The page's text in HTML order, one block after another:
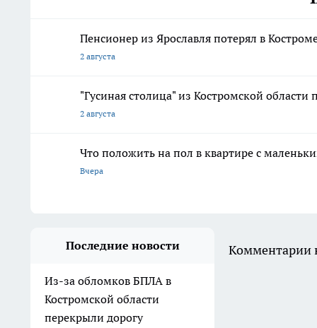
Пенсионер из Ярославля потерял в
2 августа
"Гусиная столица" из Костромской
2 августа
Что положить на пол в квартире с
Вчера
Последние новости
Из-за обломков БПЛА в
Костромской области
перекрыли дорогу
Комментарии